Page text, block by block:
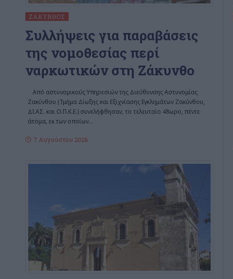
ΖΆΚΥΝΘΟΣ
Συλλήψεις για παραβάσεις
της νομοθεσίας περί
ναρκωτικών στη Ζάκυνθο
Από αστυνομικούς Υπηρεσιών της Διεύθυνσης Αστυνομίας
Ζακύνθου (Τμήμα Δίωξης και Εξιχνίασης Εγκλημάτων Ζακύνθου,
ΔΙ.ΑΣ. και Ο.Π.Κ.Ε.) συνελήφθησαν, το τελευταίο 48ωρο, πέντε
άτομα, εκ των οποίων…
7 Αυγούστου 2026